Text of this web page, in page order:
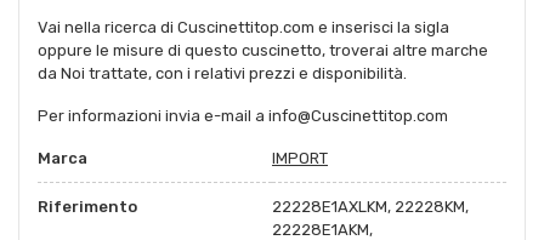
Vai nella ricerca di Cuscinettitop.com e inserisci la sigla
oppure le misure di questo cuscinetto, troverai altre marche
da Noi trattate, con i relativi prezzi e disponibilità.
Per informazioni invia e-mail a info@Cuscinettitop.com
Marca IMPORT
Riferimento
22228E1AXLKM, 22228KM,
22228E1AKM,